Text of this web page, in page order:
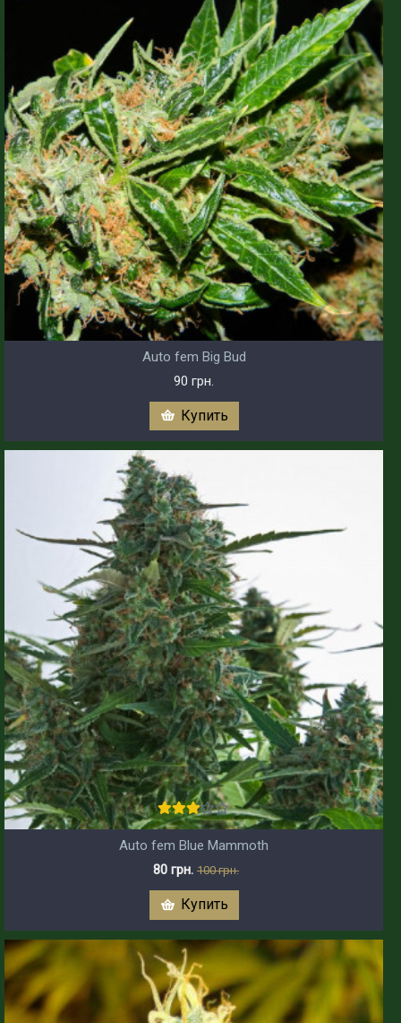
Auto fem Big Bud
90 грн.
Купить
Auto fem Blue Mammoth
80 грн. 100 грн.
Купить